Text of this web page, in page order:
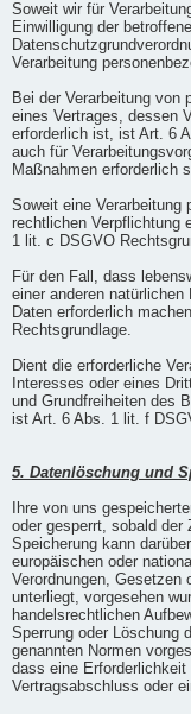
Soweit wir für
Einwilligung der
Verarbeitung
Bei der Verarbeitung von
eines Vertrages, dessen
erforderlich ist, ist Art. 6
auch für
Maßnahmen erforderlich
Soweit eine Verarbeitung
rechtlichen Verpflichtung
1 lit. c DSGVO
Für den Fall, dass
einer anderen natürlichen
Daten erforderlich
Rechtsgrundlage.
Dient die erforderliche
Interesses oder eines
und Grundfreiheiten des
ist Art. 6 Abs. 1 lit. f
5. Datenlöschung und
Ihre von uns
oder gesperrt, sobald der
Speicherung kann
europäischen oder
Verordnungen, Gesetzen
unterliegt, vorgesehen
handelsrechtlichen
Sperrung oder Löschung
genannten Normen
dass eine
Vertragsabschluss oder